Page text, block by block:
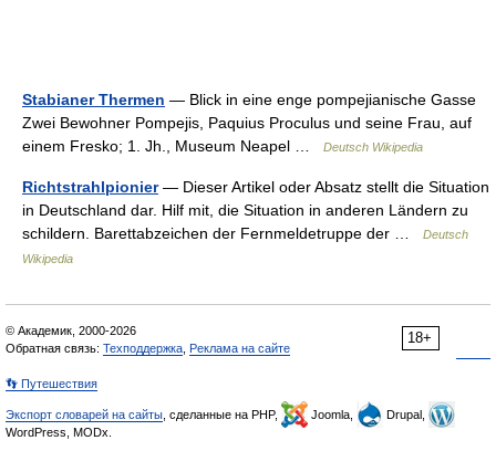
Stabianer Thermen — Blick in eine enge pompejianische Gasse
Zwei Bewohner Pompejis, Paquius Proculus und seine Frau, auf
einem Fresko; 1. Jh., Museum Neapel …
Deutsch Wikipedia
Richtstrahlpionier— Dieser Artikel oder Absatz stellt die Situation
in Deutschland dar. Hilf mit, die Situation in anderen Ländern zu
schildern. Barettabzeichen der Fernmeldetruppe der …
Deutsch
Wikipedia
18+
© Академик, 2000-2026
Обратная связь: Техподдержка Реклама на сайте
👣 Путешествия
Экспорт словарей на сайты , сделанные на PHP, Joomla,
Drupal,
WordPress, MODx.